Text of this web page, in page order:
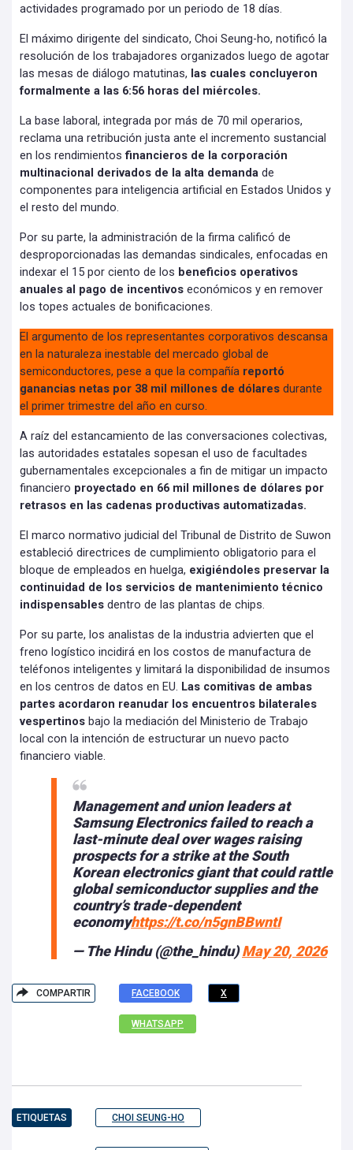
actividades programado por un periodo de 18 días.
El máximo dirigente del sindicato, Choi Seung-ho, notificó la
resolución de los trabajadores organizados luego de agotar
las mesas de diálogo matutinas, las cuales concluyeron
formalmente a las 6:56 horas del miércoles.
La base laboral, integrada por más de 70 mil operarios,
reclama una retribución justa ante el incremento sustancial
en los rendimientosfinancieros de la corporación
multinacional derivados de la alta demanda de
componentes para inteligencia artificial en Estados Unidos y
el resto del mundo.
Por su parte, la administración de la firma calificó de
desproporcionadas las demandas sindicales, enfocadas en
indexar el 15 por ciento de los beneficios operativos
anuales al pago de incentivos económicos y en remover
los topes actuales de bonificaciones.
El argumento de los representantes corporativos descansa
en la naturaleza inestable del mercado global de
semiconductores, pese a que la compañía reportó
ganancias netas por 38 mil millones de dólares durante
el primer trimestre del año en curso.
A raíz del estancamiento de las conversaciones colectivas,
las autoridades estatales sopesan el uso de facultades
gubernamentales excepcionales a fin de mitigar un impacto
financiero proyectado en 66 mil millones de dólares por
retrasos en las cadenas productivas automatizadas.
El marco normativo judicial del Tribunal de Distrito de Suwon
estableció directrices de cumplimiento obligatorio para el
bloque de empleados en huelga, exigiéndoles preservar la
continuidad de los servicios de mantenimiento técnico
indispensables dentro de las plantas de chips.
Por su parte, los analistas de la industria advierten que el
freno logístico incidirá en los costos de manufactura de
teléfonos inteligentes y limitará la disponibilidad de insumos
en los centros de datos en EU. Las comitivas de ambas
partes acordaron reanudar los encuentros bilaterales
vespertinos bajo la mediación del Ministerio de Trabajo
local con la intención de estructurar un nuevo pacto
financiero viable.
Management and union leaders at
Samsung Electronics failed to reach a
last-minute deal over wages raising
prospects for a strike at the South
Korean electronics giant that could rattle
global semiconductor supplies and the
country’s trade-dependent
economyhttps://t.co/n5gnBBwntI
— The Hindu (@the_hindu)May 20, 2026
COMPARTIR FACEBOOK X
WHATSAPP
ETIQUETAS CHOI SEUNG-HO